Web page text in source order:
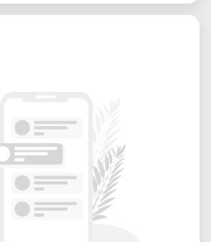
Melde Dich vorab an